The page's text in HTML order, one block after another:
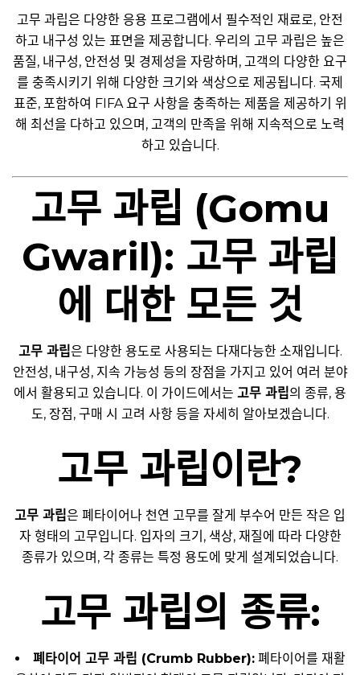
고무 과립은 다양한 응용 프로그램에서 필수적인 재료로, 안전
하고 내구성 있는 표면을 제공합니다. 우리의 고무 과립은 높은
품질, 내구성, 안전성 및 경제성을 자랑하며, 고객의 다양한 요구
를 충족시키기 위해 다양한 크기와 색상으로 제공됩니다. 국제
표준, 포함하여 FIFA 요구 사항을 충족하는 제품을 제공하기 위
해 최선을 다하고 있으며, 고객의 만족을 위해 지속적으로 노력
하고 있습니다.
고무 과립 (Gomu
Gwaril): 고무 과립
에 대한 모든 것
고무 과립은 다양한 용도로 사용되는 다재다능한 소재입니다.
안전성, 내구성, 지속 가능성 등의 장점을 가지고 있어 여러 분야
에서 활용되고 있습니다. 이 가이드에서는 고무 과립의 종류, 용
도, 장점, 구매 시 고려 사항 등을 자세히 알아보겠습니다.
고무 과립이란?
고무 과립은 폐타이어나 천연 고무를 잘게 부수어 만든 작은 입
자 형태의 고무입니다. 입자의 크기, 색상, 재질에 따라 다양한
종류가 있으며, 각 종류는 특정 용도에 맞게 설계되었습니다.
고무 과립의 종류:
폐타이어 고무 과립 (Crumb Rubber):폐타이어를 재활